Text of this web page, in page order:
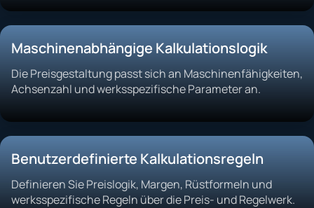
Maschinenabhängige Kalkulationslogik
Die Preisgestaltung passt sich an Maschinenfähigkeiten,
Achsenzahl und werksspezifische Parameter an.
Benutzerdefinierte Kalkulationsregeln
Definieren Sie Preislogik, Margen, Rüstformeln und
werksspezifische Regeln über die Preis- und Regelwerk.